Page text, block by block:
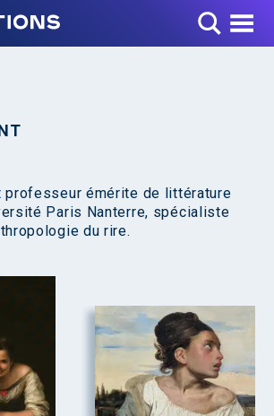
Toggle Menu
professeur émérite de littérature
Paris Nanterre, spécialiste
du rire.